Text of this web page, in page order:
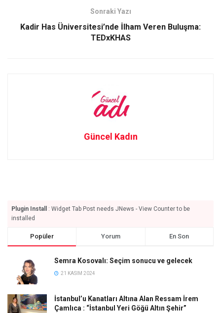
Sonraki Yazı
Kadir Has Üniversitesi’nde İlham Veren Buluşma:
TEDxKHAS
Güncel Kadın
Plugin Install
: Widget Tab Post needs JNews - View Counter to be
installed
Popüler Yorum En Son
Semra Kosovalı: Seçim sonucu ve gelecek
21 KASIM 2024
İstanbul’u Kanatları Altına Alan Ressam İrem
Çamlıca : “İstanbul Yeri Göğü Altın Şehir”